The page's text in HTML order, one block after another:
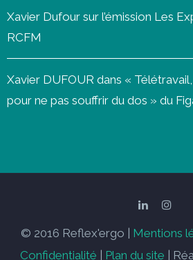
Xavier Dufour sur l’émission Les
RCFM
Xavier DUFOUR dans «
pour ne pas souffrir du dos » du
© 2016 Reflex'ergo | Mentions
Confidentialité
Plan du site |